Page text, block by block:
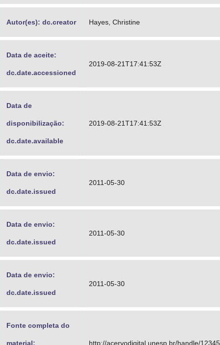
Autor(es): dc.creator Hayes, Christine
Data de aceite:
dc.date.accessioned
2019-08-21T17:41:53Z
Data de
disponibilização:
dc.date.available
2019-08-21T17:41:53Z
Data de envio:
dc.date.issued
2011-05-30
Data de envio:
dc.date.issued
2011-05-30
Data de envio:
dc.date.issued
2011-05-30
Fonte completa do
material: http://acervodigital.unesp.br/handle/